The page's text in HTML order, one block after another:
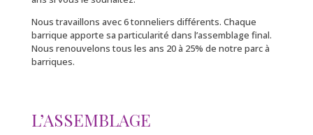
Nous travaillons avec 6 tonneliers différents. Chaque
barrique apporte sa particularité dans l’assemblage final.
Nous renouvelons tous les ans 20 à 25% de notre parc à
barriques.
L’ASSEMBLAGE